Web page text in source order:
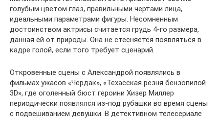
голубым цветом глаз, правильными чертами лица,
идеальными параметрами фигуры. Несомненным
достоинством актрисы считается грудь 4-го размера,
данная ей от природы. Она не стесняется появляться в
кадре голой, если того требует сценарий.
Откровенные сцены с Александрой появлялись в
фильмах ужасов «Чердак», «Техасская резня бензопилой
3D», где оголенный бюст героини Хизер Миллер
периодически появлялся из-под рубашки во время сцены
с подвешиванием девушки. В детективном телесериале